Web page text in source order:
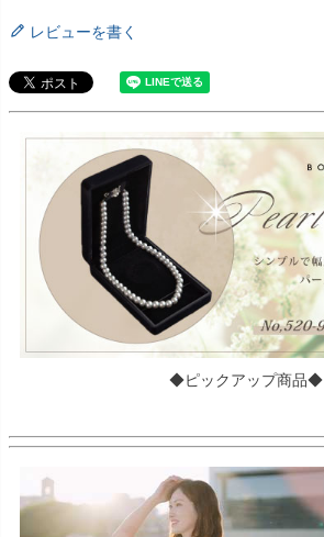
レビューを書く
◆ピックアップ商品◆